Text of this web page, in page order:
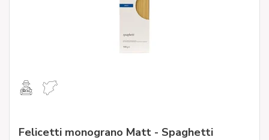
Felicetti monograno Matt - Spaghetti